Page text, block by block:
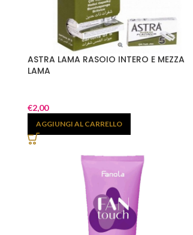
ASTRA LAMA RASOIO INTERO E MEZZA
LAMA
€2,00
AGGIUNGI AL CARRELLO